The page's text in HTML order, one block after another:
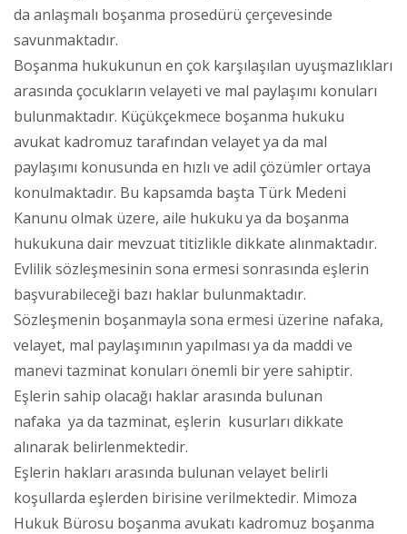
da anlaşmalı boşanma prosedürü çerçevesinde
savunmaktadır.
Boşanma hukukunun en çok karşılaşılan uyuşmazlıkları
arasında çocukların velayeti ve mal paylaşımı konuları
bulunmaktadır. Küçükçekmece boşanma hukuku
avukat kadromuz tarafından velayet ya da mal
paylaşımı konusunda en hızlı ve adil çözümler ortaya
konulmaktadır. Bu kapsamda başta Türk Medeni
Kanunu olmak üzere, aile hukuku ya da boşanma
hukukuna dair mevzuat titizlikle dikkate alınmaktadır.
Evlilik sözleşmesinin sona ermesi sonrasında eşlerin
başvurabileceği bazı haklar bulunmaktadır.
Sözleşmenin boşanmayla sona ermesi üzerine nafaka,
velayet, mal paylaşımının yapılması ya da maddi ve
manevi tazminat konuları önemli bir yere sahiptir.
Eşlerin sahip olacağı haklar arasında bulunan
nafaka ya da tazminat, eşlerin kusurları dikkate
alınarak belirlenmektedir.
Eşlerin hakları arasında bulunan velayet belirli
koşullarda eşlerden birisine verilmektedir. Mimoza
Hukuk Bürosu boşanma avukatı kadromuz boşanma